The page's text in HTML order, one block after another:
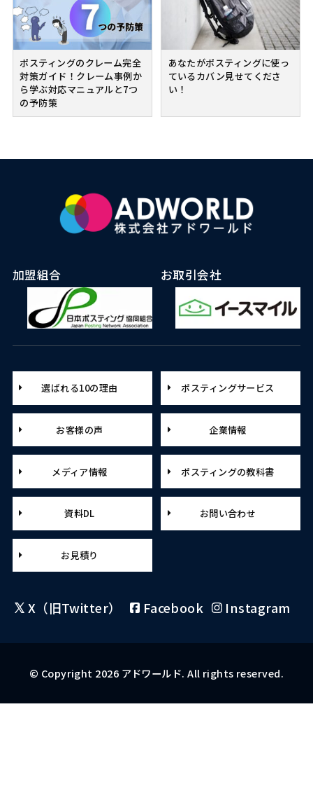
ポスティングのクレーム完全
対策ガイド！クレーム事例か
ら学ぶ対応マニュアルと7つ
の予防策
あなたがポスティングに使っ
ているカバン見せてくださ
い！
加盟組合 お取引会社
選ばれる10の理由 ポスティングサービス
お客様の声 企業情報
メディア情報 ポスティングの教科書
資料DL お問い合わせ
お見積り
X（旧Twitter） Facebook Instagram
© Copyright 2026 アドワールド. All rights reserved.